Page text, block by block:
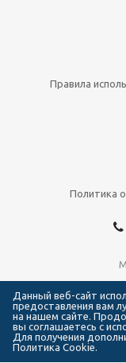
Правила
Политика
2026 ©
111
Данный веб-сайт
предоставления вам
на нашем сайте.
вы соглашаетесь с
Для получения
Политика Cookie.